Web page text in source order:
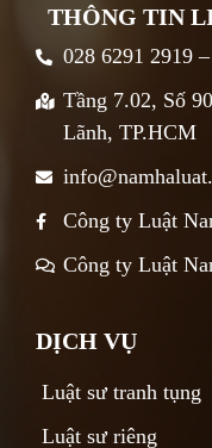
THÔNG TIN
028 6291 2919
Tầng 7.02, Số
Lãnh, TP.HCM
Công ty Luật
Công ty Luật
DỊCH VỤ
Luật sư tranh tụng
Luật sư riêng